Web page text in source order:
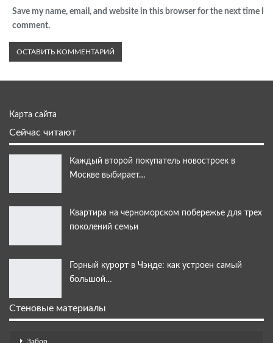
Save my name, email, and website in this browser for the next time I
comment.
Карта сайта
Сейчас читают
Каждый второй покупатель новостроек в
Москве выбирает…
Квартира на черноморском побережье для трех
поколений семьи
Горный курорт в Чэнде: как устроен самый
большой…
Стеновые материалы
Забор